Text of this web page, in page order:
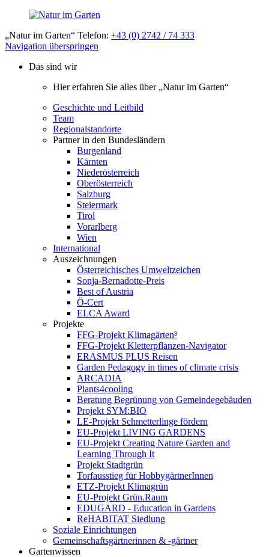
„Natur im Garten“ Telefon: +43 (0) 2742 / 74 333
Navigation überspringen
Das sind wir
Hier erfahren Sie alles über „Natur im Garten“
Geschichte und Leitbild
Team
Regionalstandorte
Partner in den Bundesländern
Burgenland
Kärnten
Niederösterreich
Oberösterreich
Salzburg
Steiermark
Tirol
Vorarlberg
Wien
International
Auszeichnungen
Österreichisches Umweltzeichen
Sonja-Bernadotte-Preis
Best of Austria
Ö-Cert
ELCA Award
Projekte
FFG-Projekt Klimagärten³
FFG-Projekt Kletterpflanzen-Navigator
ERASMUS PLUS Reisen
Garden Pedagogy in times of climate crisis
ARCADIA
Plants4cooling
Beratung Begrünung von Gemeindegebäuden
Projekt SYM:BIO
LE-Projekt Schmetterlinge fördern
EU-Projekt LIVING GARDENS
EU-Projekt Creating Nature Garden and
Learning Through It
Projekt Stadtgrün
Torfausstieg für HobbygärtnerInnen
ETZ-Projekt Klimagrün
EU-Projekt Grün.Raum
EDUGARD - Education in Gardens
ReHABITAT Siedlung
Soziale Einrichtungen
Gemeinschaftsgärtnerinnen & -gärtner
Gartenwissen